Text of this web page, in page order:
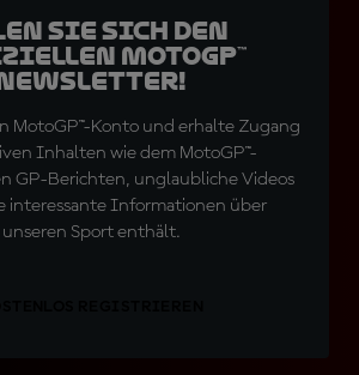
Sie sich den
MotoGP™
MotoGP™-Konto und erhalte Zugang
Inhalten wie dem MotoGP™-
GP-Berichten, unglaubliche Videos
interessante Informationen über
unseren Sport enthält.